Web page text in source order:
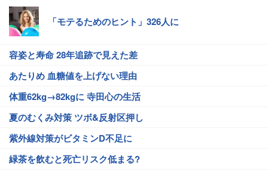
「モテるためのヒント」326人に
容姿と寿命 28年追跡で見えた差
あたりめ 血糖値を上げない理由
体重62kg→82kgに 寺田心の生活
夏のむくみ対策 ツボ&反射区押し
紫外線対策がビタミンD不足に
緑茶を飲むと死亡リスク低まる?